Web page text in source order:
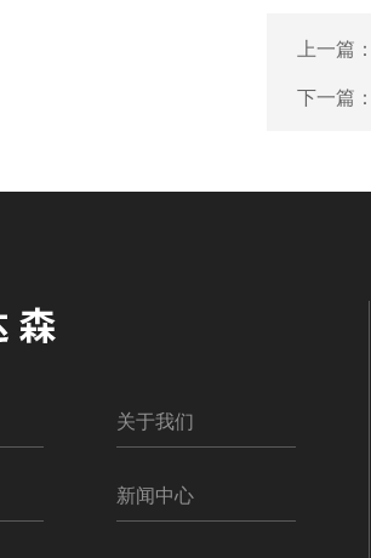
上一篇
下一篇
关于我们
新闻中心